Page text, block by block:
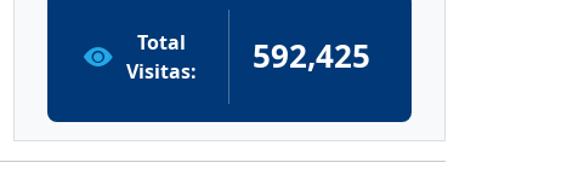
Total
Visitas:
592,425